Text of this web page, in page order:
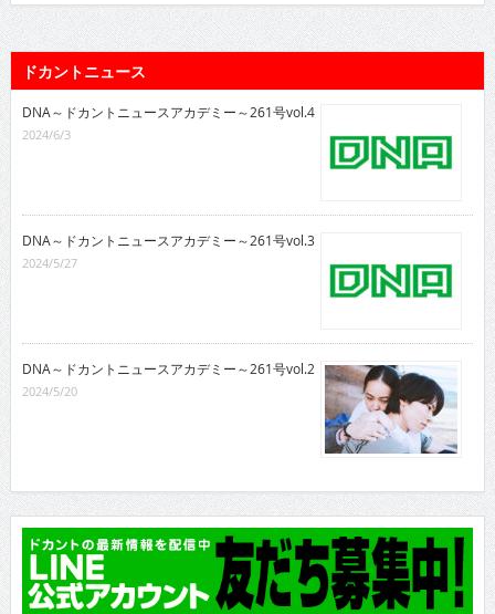
ドカントニュース
DNA～ドカントニュースアカデミー～261号vol.4
2024/6/3
DNA～ドカントニュースアカデミー～261号vol.3
2024/5/27
DNA～ドカントニュースアカデミー～261号vol.2
2024/5/20